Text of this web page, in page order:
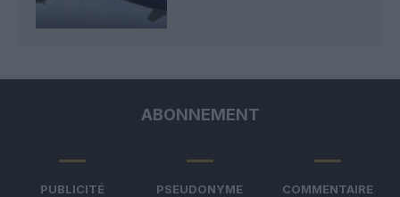
ABONNEMENT
PUBLICITÉ
PSEUDONYME
COMMENTAIRE